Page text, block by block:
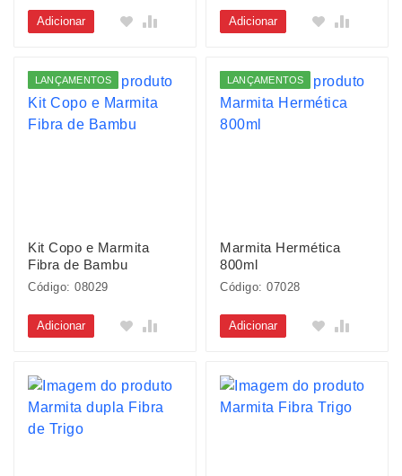
Adicionar Adicionar
LANÇAMENTOS
Kit Copo e Marmita
Fibra de Bambu
Código: 08029
Adicionar
LANÇAMENTOS
Marmita Hermética
800ml
Código: 07028
Adicionar